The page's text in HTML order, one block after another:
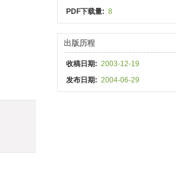
PDF下载量: 8
出版历程
收稿日期: 2003-12-19
发布日期: 2004-06-29